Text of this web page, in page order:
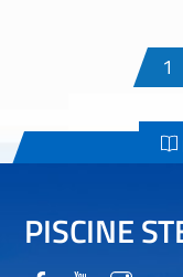
1
PISCINE